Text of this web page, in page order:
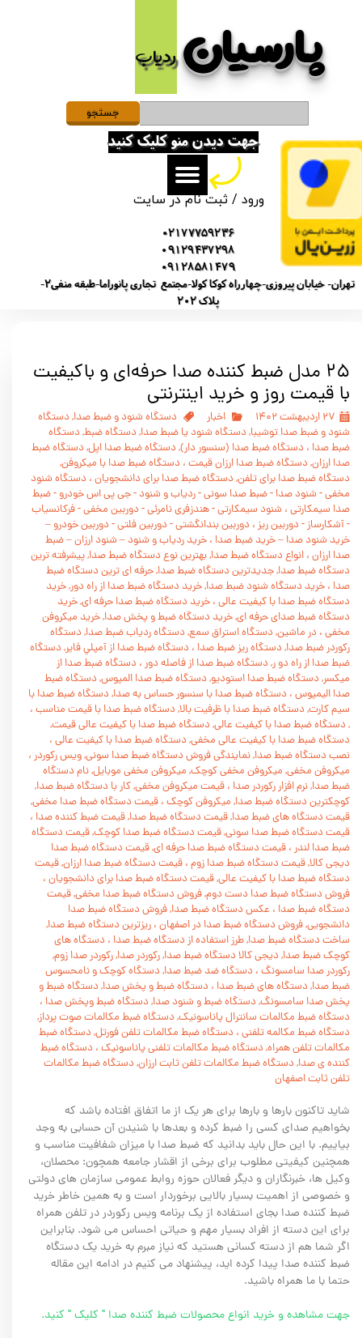
پارسیان​​​​​​​ردیاب
ورود /ثبت نام در سایت
حساب کاربری من
تغییر گذر واژه
سفارشات
خروج از حساب کاربری
02177759236
09129437298
09128581479
تهران- خیابان پیروزی-چهارراه کوکا کولا-مجتمع تجاری پانوراما-طبقه منفی2-
پلاک 202
جهت دیدن منو کلیک کنید
جستجو
۲۵ مدل ضبط کننده صدا حرفه‌ای و باکیفیت
با قیمت روز و خرید اینترنتی
۲۷ اردیبهشت ۱۴۰۲ اخبار
دستگاه شنود و ضبط صدا, دستگاه
شنود و ضبط صدا توشيبا, دستگاه شنود يا ضبط صدا, دستگاه ضبط, دستگاه
ضبط صدا ، دستگاه ضبط صدا (سنسور دار), دستگاه ضبط صدا اپل, دستگاه ضبط
صدا ارزان, دستگاه ضبط صدا ارزان قيمت ، دستگاه ضبط صدا با ميکروفن,
دستگاه ضبط صدا برای تلفن, دستگاه ضبط صدا برای دانشجویان ، دستگاه شنود
مخفی - شنود صدا - ضبط صدا سونی - ردیاب و شنود - جی پی اس خودرو - ضبط
صدا سیمکارتی ، شنود سیمکارتی - هندزفری نامرئی - دوربین مخفی - فرکانسیاب
- آشکارساز - دوربین ریز ، دوربین بندانگشتی - دوربین فلتی - دوربین خودرو –
خرید شنود صدا – خرید ضبط صدا ، خرید ردیاب و شنود – شنود ارزان – ضبط
صدا ارزان ، انواع دستگاه ضبط صدا, بهترين نوع دستگاه ضبط صدا, پيشرفته ترين
دستگاه ضبط صدا, جديدترين دستگاه ضبط صدا, حرفه ای ترين دستگاه ضبط
صدا ، خريد دستگاه شنود ضبط صدا, خريد دستگاه ضبط صدا از راه دور, خريد
دستگاه ضبط صدا با کيفيت عالی ، خريد دستگاه ضبط صدا حرفه ای, خريد
دستگاه ضبط صدای حرفه ای, خريد دستگاه ضبط و پخش صدا, خرید میکروفن
مخفی ، در ماشين, دستگاه استراق سمع, دستگاه ردياب ضبط صدا, دستگاه
رکوردر ضبط صدا, دستگاه ريز ضبط صدا ، دستگاه ضبط صدا از آمپلي فاير, دستگاه
ضبط صدا از راه دو ر, دستگاه ضبط صدا از فاصله دور ، دستگاه ضبط صدا از
ميکسر, دستگاه ضبط صدا استوديو, دستگاه ضبط صدا المپوس, دستگاه ضبط
صدا اليمپوس ، دستگاه ضبط صدا با سنسور حساس به صدا, دستگاه ضبط صدا با
سيم کارت, دستگاه ضبط صدا با ظرفيت بالا, دستگاه ضبط صدا با قيمت مناسب ،
, دستگاه ضبط صدا با کيفيت عالی, دستگاه ضبط صدا با کيفيت عالی قيمت,
دستگاه ضبط صدا با کيفيت عالی مخفی, دستگاه ضبط صدا با کیفیت عالی ،
نصب دستگاه ضبط صدا, نمايندگی فروش دستگاه ضبط صدا سونی, ویس رکوردر ،
میکروفن مخفی, میکروفن مخفی کوچک, میکروفن مخفی موبایل, نام دستگاه
ضبط صدا, نرم افزار رکوردر صدا ، قیمت میکروفن مخفی, کار با دستگاه ضبط صدا,
کوچکترین دستگاه ضبط صدا, میکروفن کوچک ، قيمت دستگاه ضبط صدا مخفی,
قيمت دستگاه های ضبط صدا, قیمت دستگاه ضبط صدا, قیمت ضبط کننده صدا ،
قيمت دستگاه ضبط صدا سونی, قيمت دستگاه ضبط صدا کوچک, قيمت دستگاه
ضبط صدا لندر ، قيمت دستگاه ضبط صدا حرفه ای, قيمت دستگاه ضبط صدا
ديجی کالا, قيمت دستگاه ضبط صدا زوم ، قيمت دستگاه ضبط صدا ارزان, قيمت
دستگاه ضبط صدا با کيفيت عالی, قيمت دستگاه ضبط صدا برای دانشجويان ،
فروش دستگاه ضبط صدا دست دوم, فروش دستگاه ضبط صدا مخفی, قيمت
دستگاه ضبط صدا ، عکس دستگاه ضبط صدا, فروش دستگاه ضبط صدا
دانشجويی, فروش دستگاه ضبط صدا در اصفهان ، ريزترين دستگاه ضبط صدا,
ساخت دستگاه ضبط صدا, طرز استفاده از دستگاه ضبط صدا ، دستگاه های
کوچک ضبط صدا, ديجی کالا دستگاه ضبط صدا, رکوردر صدا, رکوردر صدا زوم,
رکوردر صدا سامسونگ ، دستگاه ضد ضبط صدا, دستگاه کوچک و نامحسوس
ضبط صدا, دستگاه های ضبط صدا ، دستگاه ضبط و پخش صدا, دستگاه ضبط و
پخش صدا سامسونگ, دستگاه ضبط و شنود صدا, دستگاه ضبط وپخش صدا ،
دستگاه ضبط مکالمات سانترال پاناسونيک, دستگاه ضبط مکالمات صوت پرداز,
دستگاه ضبط مکالمه تلفنی ، دستگاه ضبط مکالمات تلفن فورتل, دستگاه ضبط
مکالمات تلفن همراه, دستگاه ضبط مکالمات تلفنی پاناسونيک ، دستگاه ضبط
کننده ی صدا, دستگاه ضبط مکالمات تلفن ثابت ارزان, دستگاه ضبط مکالمات
تلفن ثابت اصفهان
شاید تاکنون بارها و بارها برای هر یک از ما اتفاق افتاده باشد که
بخواهیم صدای کسی را ضبط کرده و بعدها با شنیدن آن حسابی به وجد
بیاییم. با این حال باید بدانید که ضبط صدا با میزان شفافیت مناسب و
همچنین کیفیتی مطلوب برای برخی از اقشار جامعه همچون: محصلان،
وکیل ها، خبرنگاران و دیگر فعالان حوزه روابط عمومی سازمان های دولتی
و خصوصی از اهمیت بسیار بالایی برخوردار است و به همین خاطر خرید
ضبط کننده صدا بجای استفاده از یک برنامه ویس رکوردر در تلفن همراه
برای این دسته از افراد بسیار مهم و حیاتی احساس می شود. بنابراین
اگر شما هم از دسته کسانی هستید که نیاز مبرم به خرید یک دستگاه
ضبط کننده صدا پیدا کرده اید، پیشنهاد می کنیم در ادامه این مقاله
حتما با ما همراه باشید.
جهت مشاهده و خرید انواع محصولات ضبط کننده صدا " کلیک " کنید.